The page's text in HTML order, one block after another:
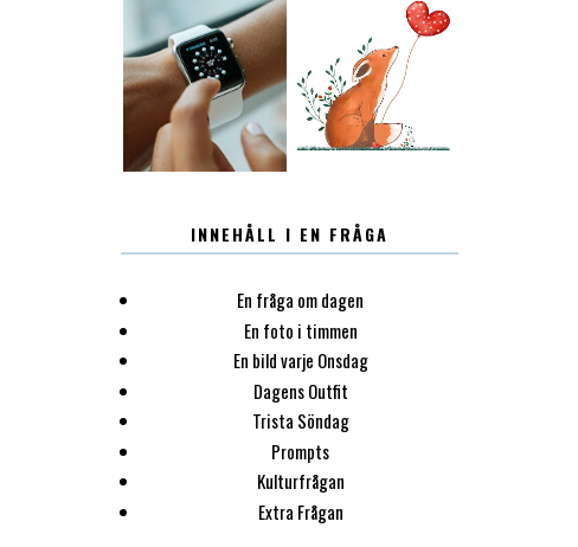
12.30 LUGN
INNEHÅLL I EN FRÅGA
En fråga om dagen
En foto i timmen
En bild varje Onsdag
Dagens Outfit
Trista Söndag
Prompts
Kulturfrågan
Extra Frågan